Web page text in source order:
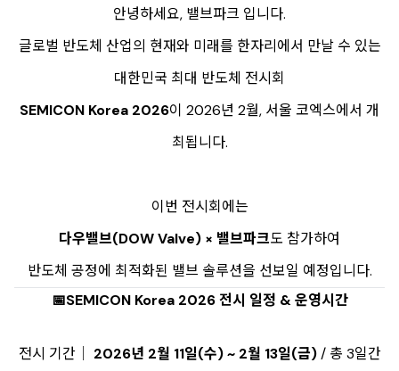
안녕하세요, 밸브파크 입니다.
글로벌 반도체 산업의 현재와 미래를 한자리에서 만날 수 있는
대한민국 최대 반도체 전시회
SEMICON Korea 2026이 2026년 2월, 서울 코엑스에서 개
최됩니다.
이번 전시회에는
다우밸브(DOW Valve) × 밸브파크도 참가하여
반도체 공정에 최적화된 밸브 솔루션을 선보일 예정입니다.
📅SEMICON Korea 2026 전시 일정 & 운영시간
전시 기간│ 2026년 2월 11일(수) ~ 2월 13일(금)/ 총 3일간